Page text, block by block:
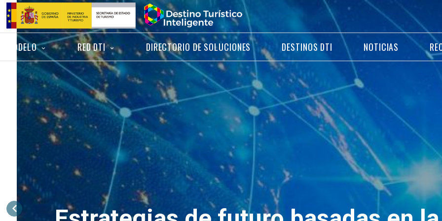
Saltar
contenido
Inicio
MODELO RED DTI DIRECTORIO DE SOLUCIONES DESTINOS DTI NOTICIAS